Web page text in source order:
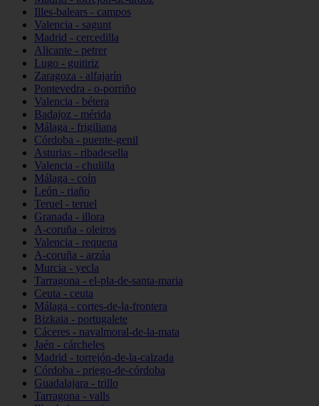
Illes-balears - campos
Valencia - sagunt
Madrid - cercedilla
Alicante - petrer
Lugo - guitiriz
Zaragoza - alfajarín
Pontevedra - o-porriño
Valencia - bétera
Badajoz - mérida
Málaga - frigiliana
Córdoba - puente-genil
Asturias - ribadesella
Valencia - chulilla
Málaga - coín
León - riaño
Teruel - teruel
Granada - illora
A-coruña - oleiros
Valencia - requena
A-coruña - arzúa
Murcia - yecla
Tarragona - el-pla-de-santa-maria
Ceuta - ceuta
Málaga - cortes-de-la-frontera
Bizkaia - portugalete
Cáceres - navalmoral-de-la-mata
Jaén - cárcheles
Madrid - torrejón-de-la-calzada
Córdoba - priego-de-córdoba
Guadalajara - trillo
Tarragona - valls